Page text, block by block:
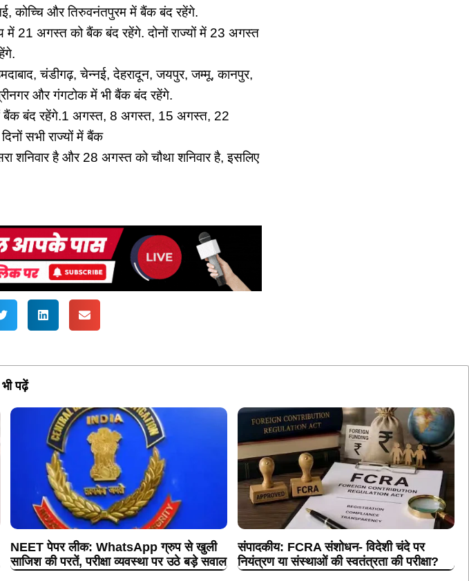
कोच्चि और तिरुवनंतपुरम में बैंक बंद रहेंगे.
में 21 अगस्‍त को बैंक बंद रहेंगे. दोनों राज्‍यों में 23 अगस्‍त
चंडीगढ़, चेन्‍नई, देहरादून, जयपुर, जम्‍मू, कानपुर,
और गंगटोक में भी बैंक बंद रहेंगे.
बैंक बंद रहेंगे.1 अगस्त, 8 अगस्त, 15 अगस्त, 22
सभी राज्यों में बैंक
शनिवार है और 28 अगस्त को चौथा शनिवार है, इसलिए
पढ़ें
NEET पेपर लीक: WhatsApp ग्रुप से खुली
साजिश की परतें, परीक्षा व्यवस्था पर उठे बड़े सवाल
संपादकीय: FCRA संशोधन- विदेशी चंदे पर
नियंत्रण या संस्थाओं की स्वतंत्रता की परीक्षा?